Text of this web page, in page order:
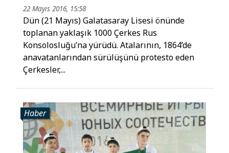
22 Mayıs 2016, 15:58
Dün (21 Mayıs) Galatasaray Lisesi önünde
toplanan yaklaşık 1000 Çerkes Rus
Konsolosluğu’na yürüdü. Atalarının, 1864’de
anavatanlarından sürülüşünü protesto eden
Çerkesler,...
Haber